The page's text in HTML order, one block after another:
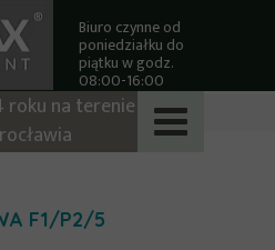
Biuro czynne od
poniedziałku do
piątku w godz.
08:00-16:00
roku na terenie
F1/P2/5